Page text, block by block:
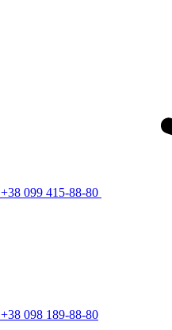
+38 099 415-88-80
+38 098 189-88-80